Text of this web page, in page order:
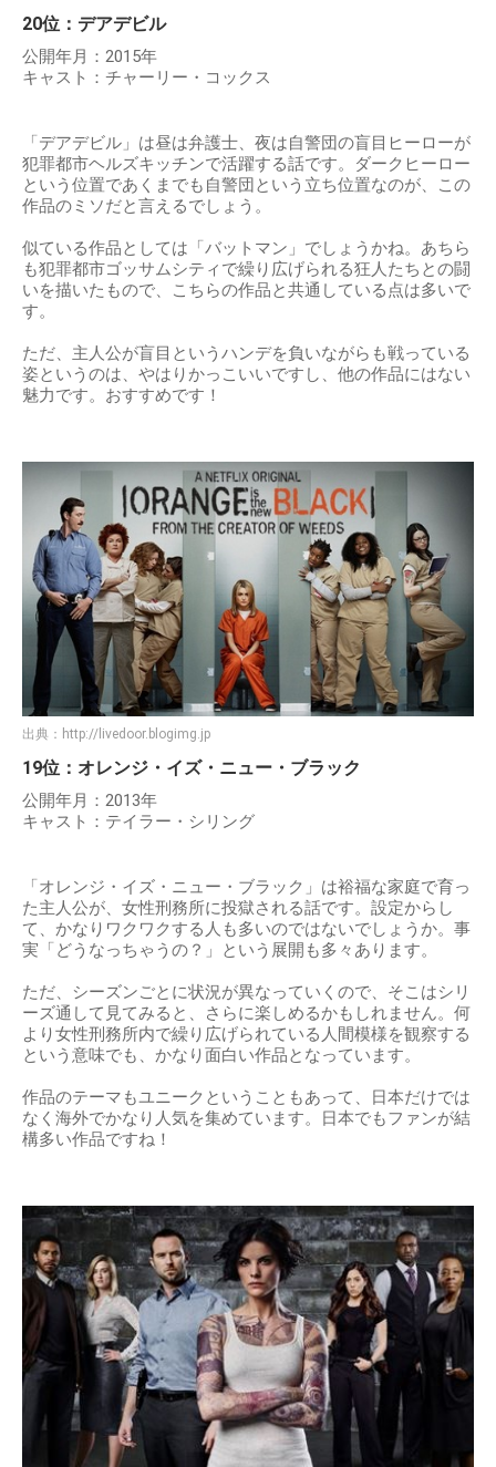
20位：デアデビル
公開年月：2015年
キャスト：チャーリー・コックス
「デアデビル」は昼は弁護士、夜は自警団の盲目ヒーローが
犯罪都市ヘルズキッチンで活躍する話です。ダークヒーロー
という位置であくまでも自警団という立ち位置なのが、この
作品のミソだと言えるでしょう。
似ている作品としては「バットマン」でしょうかね。あちら
も犯罪都市ゴッサムシティで繰り広げられる狂人たちとの闘
いを描いたもので、こちらの作品と共通している点は多いで
す。
ただ、主人公が盲目というハンデを負いながらも戦っている
姿というのは、やはりかっこいいですし、他の作品にはない
魅力です。おすすめです！
出典： http://livedoor.blogimg.jp
19位：オレンジ・イズ・ニュー・ブラック
公開年月：2013年
キャスト：テイラー・シリング
「オレンジ・イズ・ニュー・ブラック」は裕福な家庭で育っ
た主人公が、女性刑務所に投獄される話です。設定からし
て、かなりワクワクする人も多いのではないでしょうか。事
実「どうなっちゃうの？」という展開も多々あります。
ただ、シーズンごとに状況が異なっていくので、そこはシリ
ーズ通して見てみると、さらに楽しめるかもしれません。何
より女性刑務所内で繰り広げられている人間模様を観察する
という意味でも、かなり面白い作品となっています。
作品のテーマもユニークということもあって、日本だけでは
なく海外でかなり人気を集めています。日本でもファンが結
構多い作品ですね！